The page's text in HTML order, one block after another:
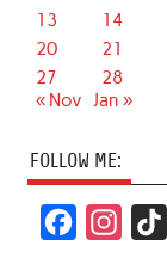
13
14
20
21
27
28
« Nov Jan »
FOLLOW ME: